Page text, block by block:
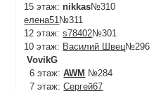
15 этаж:nikkas№310
елена51 №311
12 этаж:s78402№301
10 этаж: Василий Швец№296
VovikG
6 этаж:AWM №284
7 этаж:Сергей67